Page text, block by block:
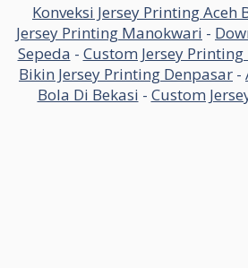
Konveksi Jersey Printing Aceh
Jersey Printing Manokwari -
Sepeda - Custom Jersey
Bikin Jersey Printing Denpasar -
Bola Di Bekasi - Custom